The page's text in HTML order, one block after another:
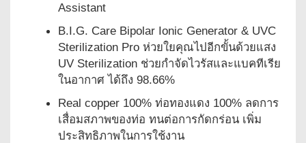
Assistant
B.I.G. Care Bipolar Ionic Generator & UVC
Sterilization Pro ห่วยใยคุณไปอีกขั้นด้วยแสง
UV Sterilization ช่วยกำจัดไวรัสและแบคทีเรีย
ในอากาศ ได้ถึง 98.66%
Real copper 100% ท่อทองแดง 100% ลดการ
เสื่อมสภาพของท่อ ทนต่อการกัดกร่อน เพิ่ม
ประสิทธิภาพในการใช้งาน